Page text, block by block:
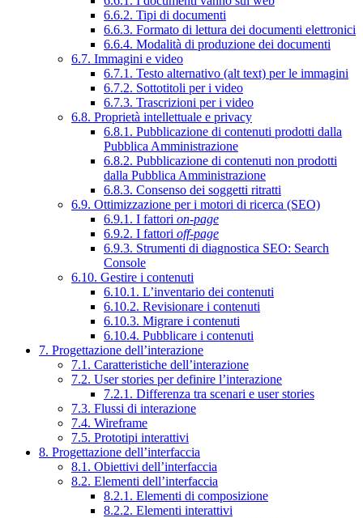
6.6.2. Tipi di documenti
6.6.3. Formato di lettura dei documenti elettronici
6.6.4. Modalità di produzione dei documenti
6.7. Immagini e video
6.7.1. Testo alternativo (alt text) per le immagini
6.7.2. Sottotitoli per i video
6.7.3. Trascrizioni per i video
6.8. Proprietà intellettuale e privacy
6.8.1. Pubblicazione di contenuti prodotti dalla
Pubblica Amministrazione
6.8.2. Pubblicazione di contenuti non prodotti
dalla Pubblica Amministrazione
6.8.3. Consenso dei soggetti ritratti
6.9. Ottimizzazione per i motori di ricerca (SEO)
6.9.1. I fattori on-page
6.9.2. I fattori off-page
6.9.3. Strumenti di diagnostica SEO: Search
Console
6.10. Gestire i contenuti
6.10.1. L’inventario dei contenuti
6.10.2. Revisionare i contenuti
6.10.3. Migrare i contenuti
6.10.4. Pubblicare i contenuti
7. Progettazione dell’interazione
7.1. Caratteristiche dell’interazione
7.2. User stories per definire l’interazione
7.2.1. Differenza tra scenari e user stories
7.3. Flussi di interazione
7.4. Wireframe
7.5. Prototipi interattivi
8. Progettazione dell’interfaccia
8.1. Obiettivi dell’interfaccia
8.2. Elementi dell’interfaccia
8.2.1. Elementi di composizione
8.2.2. Elementi interattivi